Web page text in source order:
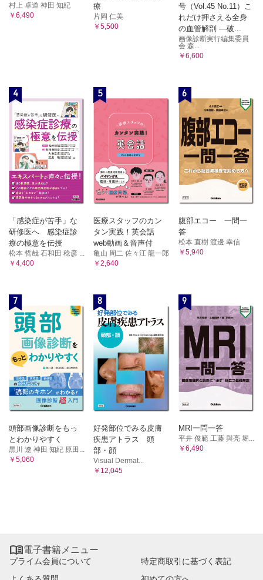
村上 卓道 神田 知紀
￥6,490
療
片岡 仁美
￥5,500
号（Vol.45 No.11）こ
れだけ押さえる全身
の血管解剖 ―破...
画像診断実行編集委員
会 森...
￥6,600
4
「感染症が苦手」な
研修医へ 感染症診
療の極意を伝授
松本 哲哉 石和田 稔彦 ...
￥4,400
5
医療スタッフのカン
タン実践！英会話
web動画＆音声付
亀山 周二 佐々江 龍一郎
￥2,640
6
腹部エコー 一問一
答
松本 直樹 渡邊 幸信
￥5,940
7
頭部画像診断をもっ
とわかりやすく
黒川 遼 神田 知紀 原田...
￥5,060
8
好発部位でみる皮膚
疾患アトラス 頭
部・顔
Visual Dermat...
￥12,045
9
MRI一問一答
平井 俊範 工藤 與亮 堀...
￥6,490
電子書籍メニュー
プライム会員について
特定商取引に基づく表記